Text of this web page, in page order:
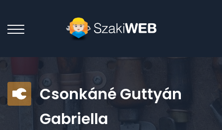
Csonkáné Guttyán
Gabriella